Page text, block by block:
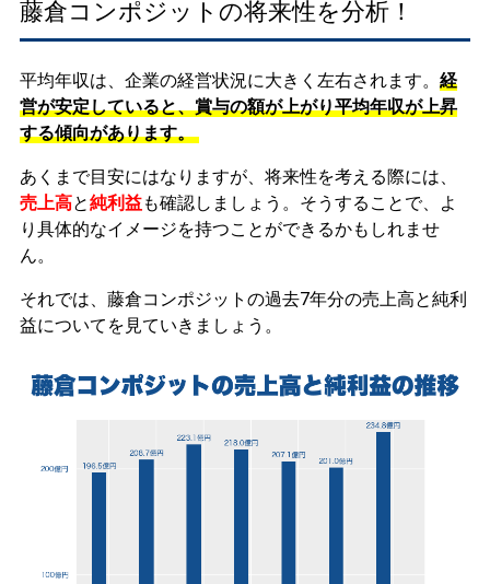
藤倉コンポジットの将来性を分析！
平均年収は、企業の経営状況に大きく左右されます。 経
営が安定していると、賞与の額が上がり平均年収が上昇
する傾向があります。
あくまで目安にはなりますが、将来性を考える際には、
売上高と純利益も確認しましょう。そうすることで、よ
り具体的なイメージを持つことができるかもしれませ
ん。
それでは、藤倉コンポジットの過去7年分の売上高と純利
益についてを見ていきましょう。